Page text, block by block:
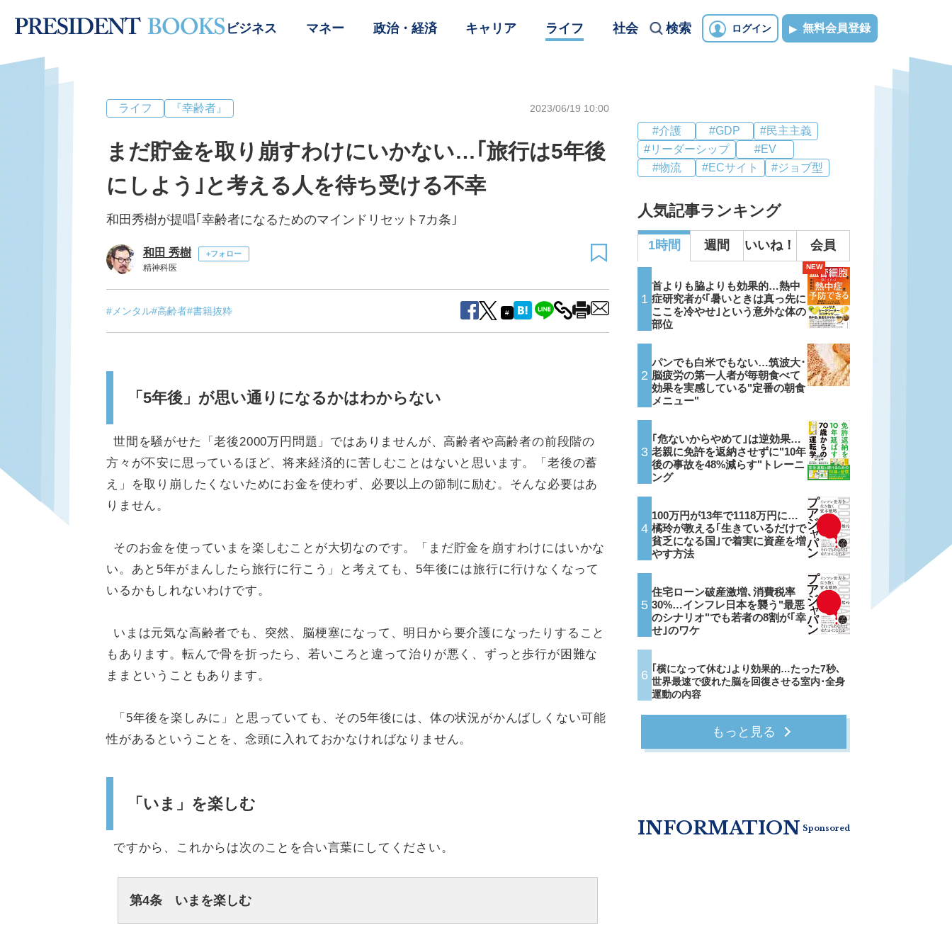
ビジネス マネー 政治・経済 キャリア ライフ 社会 検索 ログイン 無料会員登録
ライフ 『幸齢者』 2023/06/19 10:00
まだ貯金を取り崩すわけにいかない…｢旅行は5年後
にしよう｣と考える人を待ち受ける不幸
和田秀樹が提唱｢幸齢者になるためのマインドリセット7カ条｣
和田 秀樹 +フォロー
精神科医
#メンタル#高齢者#書籍抜粋 #
「5年後」が思い通りになるかはわからない
世間を騒がせた「老後2000万円問題」ではありませんが、高齢者や高齢者の前段階の
方々が不安に思っているほど、将来経済的に苦しむことはないと思います。「老後の蓄
え」を取り崩したくないためにお金を使わず、必要以上の節制に励む。そんな必要はあ
りません。
そのお金を使っていまを楽しむことが大切なのです。「まだ貯金を崩すわけにはいかな
い。あと5年がまんしたら旅行に行こう」と考えても、5年後には旅行に行けなくなって
いるかもしれないわけです。
いまは元気な高齢者でも、突然、脳梗塞になって、明日から要介護になったりすること
もあります。転んで骨を折ったら、若いころと違って治りが悪く、ずっと歩行が困難な
ままということもあります。
「5年後を楽しみに」と思っていても、その5年後には、体の状況がかんばしくない可能
性があるということを、念頭に入れておかなければなりません。
「いま」を楽しむ
ですから、これからは次のことを合い言葉にしてください。
第4条 いまを楽しむ
#介護 #GDP
#民主主義
#リーダーシップ
#EV
#物流
#ECサイト #ジョブ型
人気記事ランキング
1時間 週間 いいね！ 会員
1
首よりも脇よりも効果的…熱中
症研究者が｢暑いときは真っ先に
ここを冷やせ｣という意外な体の
部位
NEW
2
パンでも白米でもない…筑波大･
脳疲労の第一人者が毎朝食べて
効果を実感している"定番の朝食
メニュー"
3
｢危ないからやめて｣は逆効果…
老親に免許を返納させずに"10年
後の事故を48%減らす"トレーニ
ング
4
100万円が13年で1118万円に…
橘玲が教える｢生きているだけで
貧乏になる国｣で着実に資産を増
やす方法
5
住宅ローン破産激増､消費税率
30%…インフレ日本を襲う"最悪
のシナリオ"でも若者の8割が｢幸
せ｣のワケ
6
｢横になって休む｣より効果的…たった7秒､
世界最速で疲れた脳を回復させる室内･全身
運動の内容
もっと見る
INFORMATION Sponsored